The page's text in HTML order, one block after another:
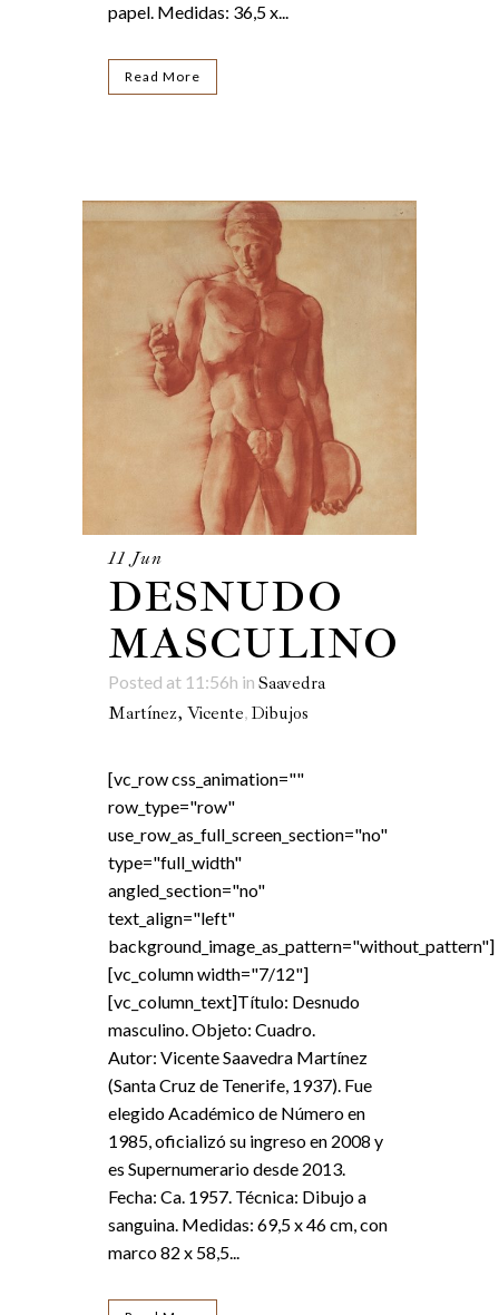
papel. Medidas: 36,5 x...
Read More
11 Jun
DESNUDO
MASCULINO
Posted at 11:56h in Saavedra
Martínez, Vicente, Dibujos
[vc_row css_animation=""
row_type="row"
use_row_as_full_screen_section="no"
type="full_width"
angled_section="no"
text_align="left"
background_image_as_pattern="without_pattern"]
[vc_column width="7/12"]
[vc_column_text]Título: Desnudo
masculino. Objeto: Cuadro.
Autor: Vicente Saavedra Martínez
(Santa Cruz de Tenerife, 1937). Fue
elegido Académico de Número en
1985, oficializó su ingreso en 2008 y
es Supernumerario desde 2013.
Fecha: Ca. 1957. Técnica: Dibujo a
sanguina. Medidas: 69,5 x 46 cm, con
marco 82 x 58,5...